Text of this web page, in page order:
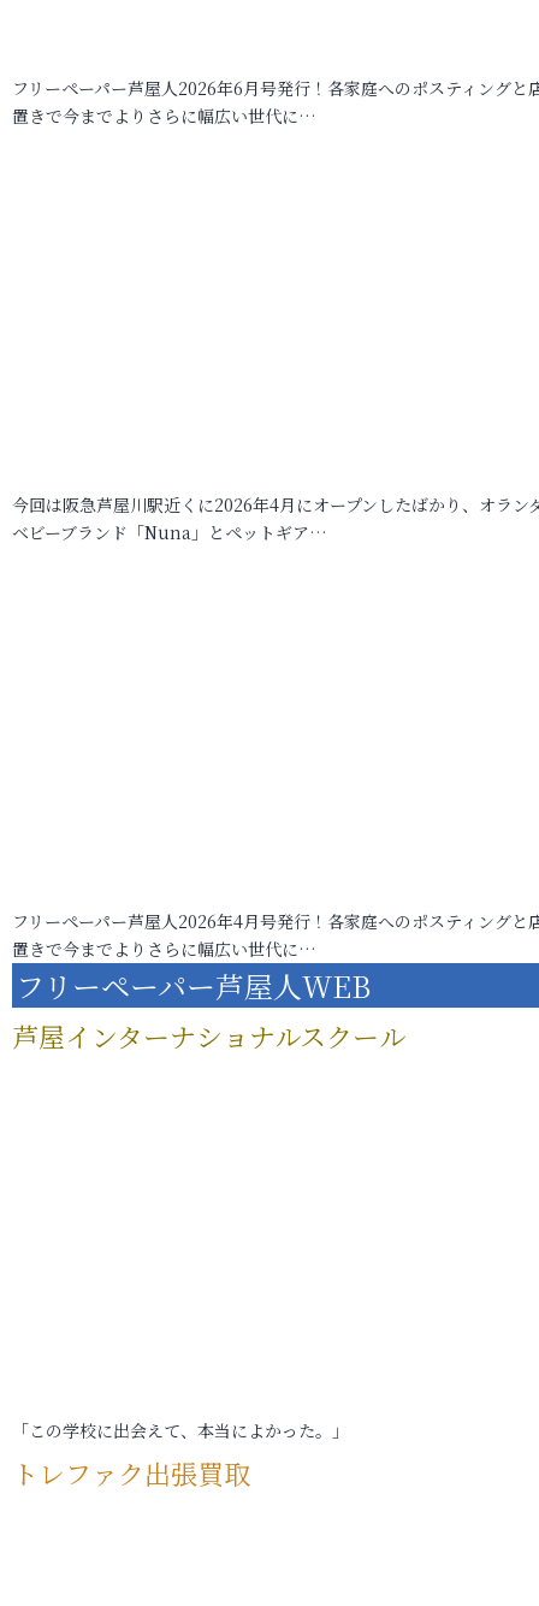
フリーペーパー芦屋人2026年6月号発行！各家庭へのポスティングと
置きで今までよりさらに幅広い世代に…
今回は阪急芦屋川駅近くに2026年4月にオープンしたばかり、オラン
ベビーブランド「Nuna」とペットギア…
フリーペーパー芦屋人2026年4月号発行！各家庭へのポスティングと
置きで今までよりさらに幅広い世代に…
フリーペーパー芦屋人WEB
芦屋インターナショナルスクール
「この学校に出会えて、本当によかった。」
トレファク出張買取